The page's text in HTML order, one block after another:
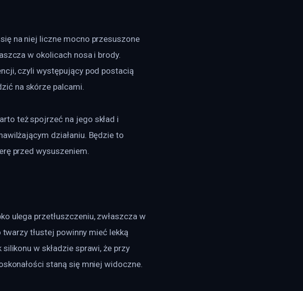
na niej liczne mocno przesuszone
w okolicach nosa i brody.
czyli występujący pod postacią
na skórze palcami.
też spojrzeć na jego skład i
działaniu. Będzie to
przed wysuszeniem.
ulega przetłuszczeniu, zwłaszcza w
twarzy tłustej powinny mieć lekką
w składzie sprawi, że przy
staną się mniej widoczne.